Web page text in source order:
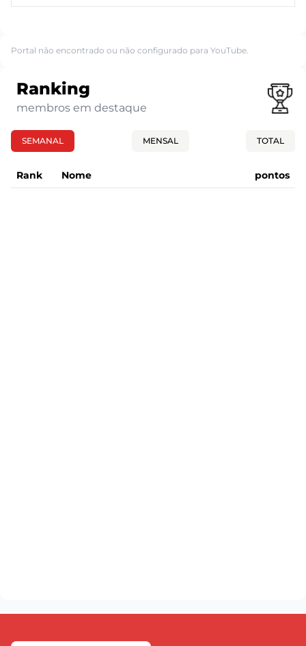
Portal não encontrado ou não configurado para YouTube.
Ranking
membros em destaque
SEMANAL MENSAL TOTAL
Rank Nome pontos